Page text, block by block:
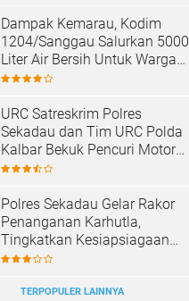
Dampak Kemarau, Kodim
1204/Sanggau Salurkan 5000
Liter Air Bersih Untuk Warga
Desa Entakai
URC Satreskrim Polres
Sekadau dan Tim URC Polda
Kalbar Bekuk Pencuri Motor
KLX, Satu Pelaku Masih
Polres Sekadau Gelar Rakor
Penanganan Karhutla,
Tingkatkan Kesiapsiagaan
Jajaran
TERPOPULER LAINNYA